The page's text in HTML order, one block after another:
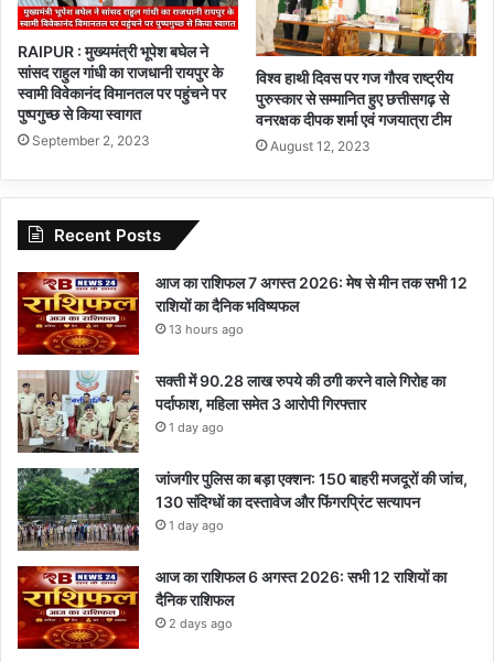
RAIPUR : मुख्यमंत्री भूपेश बघेल ने
सांसद राहुल गांधी का राजधानी रायपुर के
स्वामी विवेकानंद विमानतल पर पहुंचने पर
पुष्पगुच्छ से किया स्वागत
September 2, 2023
विश्व हाथी दिवस पर गज गौरव राष्ट्रीय
पुरुस्कार से सम्मानित हुए छत्तीसगढ़ से
वनरक्षक दीपक शर्मा एवं गजयात्रा टीम
August 12, 2023
Recent Posts
आज का राशिफल 7 अगस्त 2026: मेष से मीन तक सभी 12
राशियों का दैनिक भविष्यफल
13 hours ago
सक्ती में 90.28 लाख रुपये की ठगी करने वाले गिरोह का
पर्दाफाश, महिला समेत 3 आरोपी गिरफ्तार
1 day ago
जांजगीर पुलिस का बड़ा एक्शन: 150 बाहरी मजदूरों की जांच,
130 संदिग्धों का दस्तावेज और फिंगरप्रिंट सत्यापन
1 day ago
आज का राशिफल 6 अगस्त 2026: सभी 12 राशियों का
दैनिक राशिफल
2 days ago